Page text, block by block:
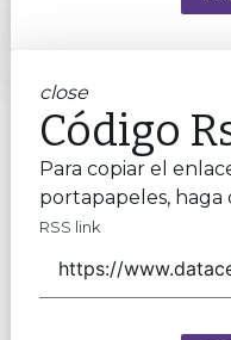
close
Código
Para copiar el
portapapeles, haga
RSS link